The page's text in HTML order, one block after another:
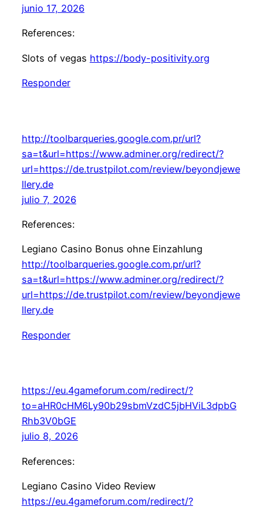
junio 17, 2026
References:
Slots of vegas https://body-positivity.org
Responder
http://toolbarqueries.google.com.pr/url?
sa=t&url=https://www.adminer.org/redirect/?
url=https://de.trustpilot.com/review/beyondjewe
llery.de
julio 7, 2026
References:
Legiano Casino Bonus ohne Einzahlung
http://toolbarqueries.google.com.pr/url?
sa=t&url=https://www.adminer.org/redirect/?
url=https://de.trustpilot.com/review/beyondjewe
llery.de
Responder
https://eu.4gameforum.com/redirect/?
to=aHR0cHM6Ly90b29sbmVzdC5jbHViL3dpbG
Rhb3V0bGE
julio 8, 2026
References:
Legiano Casino Video Review
https://eu.4gameforum.com/redirect/?